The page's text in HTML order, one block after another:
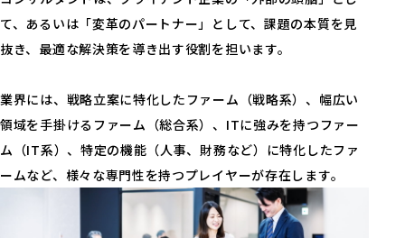
て、あるいは「変革のパートナー」として、課題の本質を見
抜き、最適な解決策を導き出す役割を担います。
業界には、戦略立案に特化したファーム（戦略系）、幅広い
領域を手掛けるファーム（総合系）、ITに強みを持つファー
ム（IT系）、特定の機能（人事、財務など）に特化したファ
ームなど、様々な専門性を持つプレイヤーが存在します。